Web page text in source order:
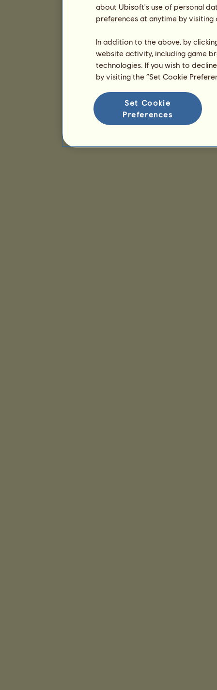
about Ubisoft's use of personal
preferences at anytime by
In addition to the above, by
website activity, including game
technologies. If you wish to
by visiting the “Set Cookie
Set Cookie
Preferences